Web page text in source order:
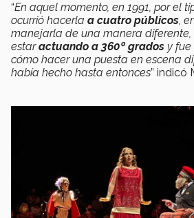
“En aquel momento, en 1991, por el
ocurrió hacerla a cuatro públicos,
manejarla de una manera diferente,
estaractuando a 360º grados y
cómo hacer una puesta en escena
había hecho hasta entonces” indicó